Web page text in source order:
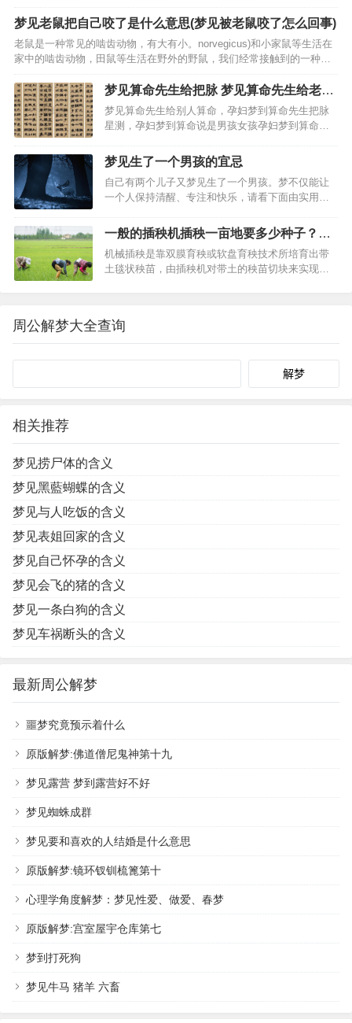
中。其实梦见杀人并不用太担心，平时从来没有尝试过的想法或行为在
梦中得到体现。但是杀人的梦总会让人感觉很焦虑，心理学梦…
梦见老鼠把自己咬了是什么意思(梦见被老鼠咬了怎么回事)
老鼠是一种常见的啮齿动物，有大有小。norvegicus)和小家鼠等生活在
家中的啮齿动物，田鼠等生活在野外的野鼠，我们经常接触到的一种老
鼠是宠物鼠:仓鼠。但是对于老鼠咬伤，很多人可能不知道怎么处理，甚
至很多人认为这是小问题，就不去重视，只是…
梦见算命先生给把脉 梦见算命先生给老公
算命
梦见算命先生给别人算命，孕妇梦到算命先生把脉
星测，孕妇梦到算命说是男孩女孩孕妇梦到算命说
妇梦到算命先生说怀女孩准吗孕妇梦到算命先生说
自己是男孩孕妇梦。梦见箅命先生给我儿子算命:梦
见算命先生给我算命…
梦见生了一个男孩的宜忌
自己有两个儿子又梦见生了一个男孩。梦不仅能让
一个人保持清醒、专注和快乐，请看下面由实用查
的宜忌,梦见生了一个男孩的解析,梦见生了一个男孩
是什么意思,梦见生了一个男孩,男人梦见生了一个男
孩,女人梦见…
一般的插秧机插秧一亩地要多少种子？育
秧技术要点有哪些？
机械插秧是靠双膜育秧或软盘育秧技术所培育出带
土毯状秧苗，由插秧机对带土的秧苗切块来实现分
一般插秧机插存在…
周公解梦大全查询
相关推荐
梦见捞尸体的含义
梦见黑藍蝴蝶的含义
梦见与人吃饭的含义
梦见表姐回家的含义
梦见自己怀孕的含义
梦见会飞的猪的含义
梦见一条白狗的含义
梦见车祸断头的含义
最新周公解梦
噩梦究竟预示着什么
原版解梦:佛道僧尼鬼神第十九
梦见露营 梦到露营好不好
梦见蜘蛛成群
梦见要和喜欢的人结婚是什么意思
原版解梦:镜环钗钏梳篦第十
心理学角度解梦：梦见性爱、做爱、春梦
原版解梦:宫室屋宇仓库第七
梦到打死狗
梦见牛马 猪羊 六畜